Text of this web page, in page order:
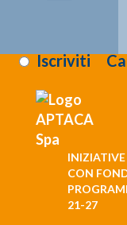
Iscriviti
CON
21-27